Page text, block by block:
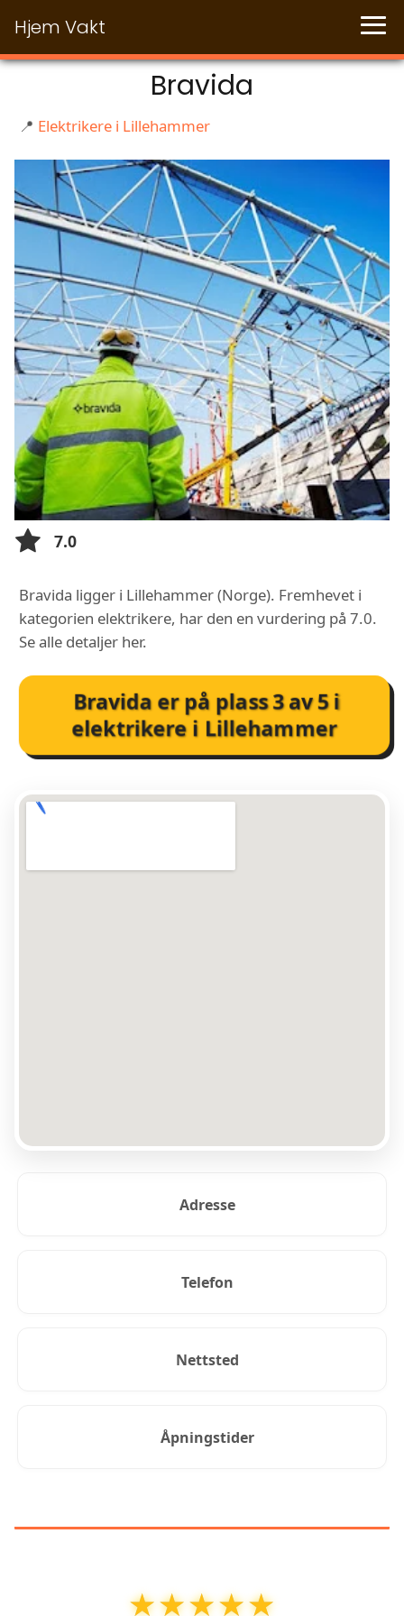
Hjem Vakt
Bravida
📍 Elektrikere i Lillehammer
7.0
Bravida ligger i Lillehammer (Norge). Fremhevet i
kategorien elektrikere, har den en vurdering på 7.0.
Se alle detaljer her.
Bravidaer på plass3av5i
elektrikere i Lillehammer
Adresse
Telefon
Nettsted
Åpningstider
★★★★★
★★★★★